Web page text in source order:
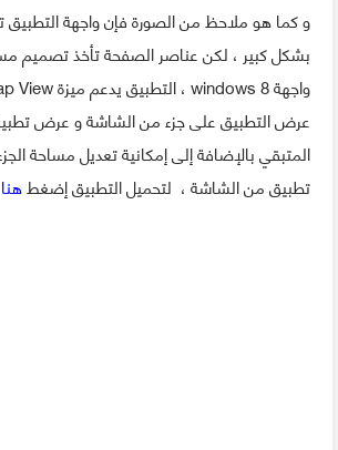
و كما هو ملاحظ من الصورة فإن واجهة التطبيق
بشكل كبير ، لكن عناصر الصفحة تأخذ
عرض التطبيق على جزء من الشاشة و عرض
المتبقي بالإضافة إلى إمكانية تعديل مساحة
تطبيق من الشاشة ، لتحميل التطبيق إضغطهنا